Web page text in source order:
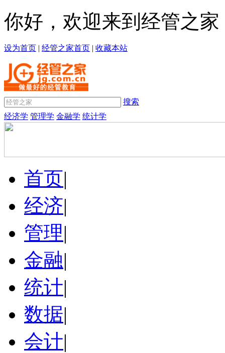
你好，欢迎来到经管之家
设为首页 | 经管之家首页 | 收藏本站
搜索
经济学 管理学 金融学 统计学
首页|
经济|
管理|
金融|
统计|
数据|
会计|